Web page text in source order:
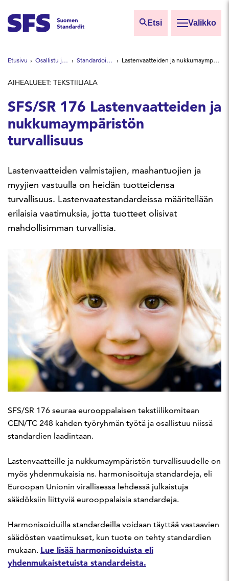
Etsi Valikko
Etsi sivuilta
Hae hakutermillä
Etusivu Osallistu ja vaikuta Standardointiryhmät Lastenvaatteiden ja nukkumaympäristön turvallisuus
AIHEALUEET: TEKSTIILIALA
SFS/SR 176 Lastenvaatteiden ja
nukkumaympäristön
turvallisuus
Lastenvaatteiden valmistajien, maahantuojien ja
myyjien vastuulla on heidän tuotteidensa
turvallisuus. Lastenvaatestandardeissa määritellään
erilaisia vaatimuksia, jotta tuotteet olisivat
mahdollisimman turvallisia.
SFS/SR 176 seuraa eurooppalaisen tekstiilikomitean
CEN/TC 248 kahden työryhmän työtä ja osallistuu niissä
standardien laadintaan.
Lastenvaatteille ja nukkumaympäristön turvallisuudelle on
myös yhdenmukaisia ns. harmonisoituja standardeja, eli
Euroopan Unionin virallisessa lehdessä julkaistuja
säädöksiin liittyviä eurooppalaisia standardeja.
Harmonisoiduilla standardeilla voidaan täyttää vastaavien
säädösten vaatimukset, kun tuote on tehty standardien
mukaan. Lue lisää harmonisoiduista eli
yhdenmukaistetuista standardeista.